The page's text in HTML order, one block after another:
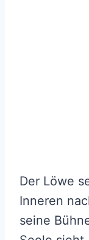
Der Löwe
Inneren
seine